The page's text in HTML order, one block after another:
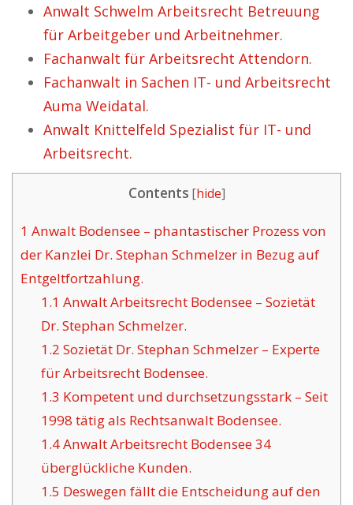
Anwalt Schwelm Arbeitsrecht Betreuung
für Arbeitgeber und Arbeitnehmer.
Fachanwalt für Arbeitsrecht Attendorn.
Fachanwalt in Sachen IT- und Arbeitsrecht
Auma Weidatal.
Anwalt Knittelfeld Spezialist für IT- und
Arbeitsrecht.
Contents [hide]
1 Anwalt Bodensee – phantastischer Prozess von
der Kanzlei Dr. Stephan Schmelzer in Bezug auf
Entgeltfortzahlung.
1.1 Anwalt Arbeitsrecht Bodensee – Sozietät
Dr. Stephan Schmelzer.
1.2 Sozietät Dr. Stephan Schmelzer – Experte
für Arbeitsrecht Bodensee.
1.3 Kompetent und durchsetzungsstark – Seit
1998 tätig als Rechtsanwalt Bodensee.
1.4Anwalt Arbeitsrecht Bodensee 34
überglückliche Kunden.
1.5 Deswegen fällt die Entscheidung auf den